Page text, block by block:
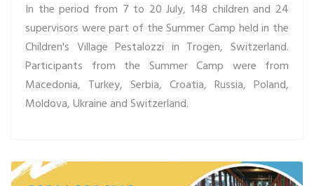
In the period from 7 to 20 July, 148 children and 24
supervisors were part of the Summer Camp held in the
Children's Village Pestalozzi in Trogen, Switzerland.
Participants from the Summer Camp were from
Macedonia, Turkey, Serbia, Croatia, Russia, Poland,
Moldova, Ukraine and Switzerland.